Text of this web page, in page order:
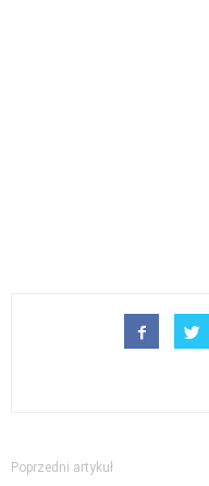
Poprzedni artykuł